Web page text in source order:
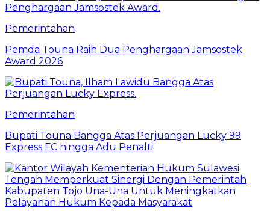
Pemerintahan
Pemda Touna Raih Dua Penghargaan Jamsostek
Award 2026
Pemerintahan
Bupati Touna Bangga Atas Perjuangan Lucky 99
Express FC hingga Adu Penalti